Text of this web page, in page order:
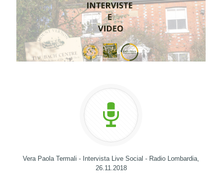
Vera Paola Termali - Intervista Live Social - Radio Lombardia,
26.11.2018